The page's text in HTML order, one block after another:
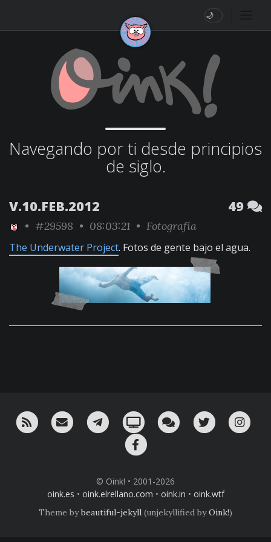
🌙
Navegando por ti desde principios
de siglo.
V.10.FEB.2012 49
• #29598 • 08:03:21 • Fotografía
The Underwater Project. Fotos de gente bajo el agua.
RSS ¡Mándame un email!¡Nuestro canal en Telegram!
Oink! TV Charla con nosotros
Twitter
© Oink! • 2001-2026
oink.es • oink.elrellano.com • oink.in • oink.wtf
Theme bybeautiful-jekyll (unjekyllified byOink!)